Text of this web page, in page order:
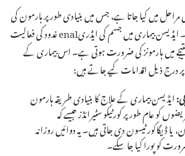
مراحل میں کیا جاتا ہے، جس میں بنیادی طور پر ہارمون کی
کمی کو پورا کرنا شامل ہے۔ ایڈیسن بیماری میں جسم کی ایڈریenal غدود کی فعالیت
میں ہارمونز کی ضرورت ہوتی ہے۔ اس بیماری کے
درج ذیل اقدامات کیے جاتے ہیں:
ایڈیسن بیماری کے علاج کا بنیادی طریقہ ہارمون
کو عام طور پر کورٹیکو سٹیرائڈز جیسے کہ
یا ڈیگاکورٹیسون دی جاتی ہیں۔ یہ دوائیں روزانہ
کو پورا کیا جا سکے۔